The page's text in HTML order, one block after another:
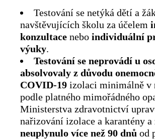
Testování se netýká dětí a
navštěvujících školu za účelem
konzultace nebo individuální
výuky.
Testování se neprovádí u
absolvovaly z důvodu
COVID-19 izolaci minimálně v
podle platného mimořádného
Ministerstva zdravotnictví
nařizování izolace a karantény a
neuplynulo více než 90 dnů od